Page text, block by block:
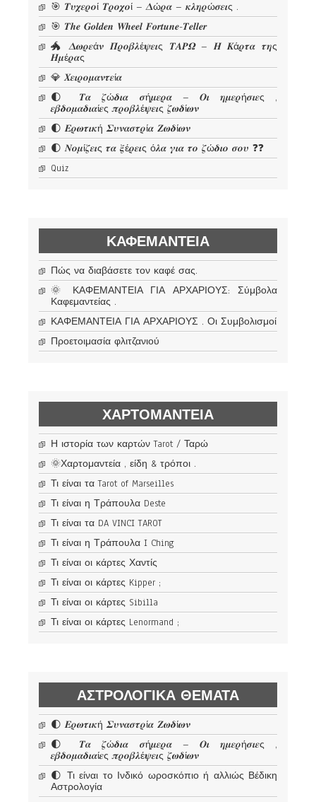
🎯 𝜯𝝊𝝌𝜺𝝆𝝄ί 𝜯𝝆𝝄𝝌𝝄ί – 𝜟ώ𝝆𝜶 – 𝜿𝝀𝜼𝝆ώ𝝈𝜺𝜾ς .
🎯 𝑻𝒉𝒆 𝑮𝒐𝒍𝒅𝒆𝒏 𝑾𝒉𝒆𝒆𝒍 𝑭𝒐𝒓𝒕𝒖𝒏𝒆-𝑻𝒆𝒍𝒍𝒆𝒓
🐲 𝜟𝝎𝝆𝜺ά𝝂 𝜫𝝆𝝄𝜷𝝀έ𝝍𝜺𝜾ς 𝜯𝜜𝜬𝜴 – 𝜢 𝜥ά𝝆𝝉𝜶 𝝉𝜼ς
𝜢𝝁έ𝝆𝜶ς
💎 𝜲𝜺𝜾𝝆𝝄𝝁𝜶𝝂𝝉𝜺ί𝜶
🌓 𝜯𝜶 𝜻ώ𝜹𝜾𝜶 𝝈ή𝝁𝜺𝝆𝜶 – 𝜪𝜾 𝜼𝝁𝜺𝝆ή𝝈𝜾𝜺ς ,
𝜺𝜷𝜹𝝄𝝁𝜶𝜹𝜾𝜶ί𝜺ς 𝝅𝝆𝝄𝜷𝝀έ𝝍𝜺𝜾ς 𝜻𝝎𝜹ί𝝎𝝂
🌓 𝜠𝝆𝝎𝝉𝜾𝜿ή 𝜮𝝊𝝂𝜶𝝈𝝉𝝆ί𝜶 𝜡𝝎𝜹ί𝝎𝝂
🌓 𝜨𝝄𝝁ί𝜻𝜺𝜾ς 𝝉𝜶 𝝃έ𝝆𝜺𝜾ς ό𝝀𝜶 𝜸𝜾𝜶 𝝉𝝄 𝜻ώ𝜹𝜾𝝄 𝝈𝝄𝝊 ❓❓
Quiz
ΚΑΦΕΜΑΝΤΕΊΑ
Πώς να διαβάσετε τον καφέ σας.
🌞 ΚΑΦΕΜΑΝΤΕΙΑ ΓΙΑ ΑΡΧΑΡΙΟΥΣ: Σύμβολα
Καφεμαντείας .
ΚΑΦΕΜΑΝΤΕΙΑ ΓΙΑ ΑΡΧΑΡΙΟΥΣ . Οι Συμβολισμοί
Προετοιμασία φλιτζανιού
ΧΑΡΤΟΜΑΝΤΕΊΑ
Η ιστορία των καρτών Tarot / Ταρώ
🌞Χαρτομαντεία , είδη & τρόποι .
Τι είναι τα Tarot of Marseilles
Τι είναι η Τράπουλα Deste
Τι είναι τα DA VINCI TAROT
Τι είναι η Τράπουλα I Ching
Τι είναι οι κάρτες Χαντίς
Τι είναι οι κάρτες Kipper ;
Τι είναι οι κάρτες Sibilla
Τι είναι οι κάρτες Lenormand ;
ΑΣΤΡΟΛΟΓΙΚΆ ΘΈΜΑΤΑ
🌓 𝜠𝝆𝝎𝝉𝜾𝜿ή 𝜮𝝊𝝂𝜶𝝈𝝉𝝆ί𝜶 𝜡𝝎𝜹ί𝝎𝝂
🌓 𝜯𝜶 𝜻ώ𝜹𝜾𝜶 𝝈ή𝝁𝜺𝝆𝜶 – 𝜪𝜾 𝜼𝝁𝜺𝝆ή𝝈𝜾𝜺ς ,
𝜺𝜷𝜹𝝄𝝁𝜶𝜹𝜾𝜶ί𝜺ς 𝝅𝝆𝝄𝜷𝝀έ𝝍𝜺𝜾ς 𝜻𝝎𝜹ί𝝎𝝂
🌓 Τι είναι το Ινδικό ωροσκόπιο ή αλλιώς Βέδικη
Αστρολογία